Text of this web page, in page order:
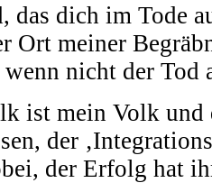
das dich im Tode
Ort meiner
nicht der
ist mein Volk
der
der Erfolg hat